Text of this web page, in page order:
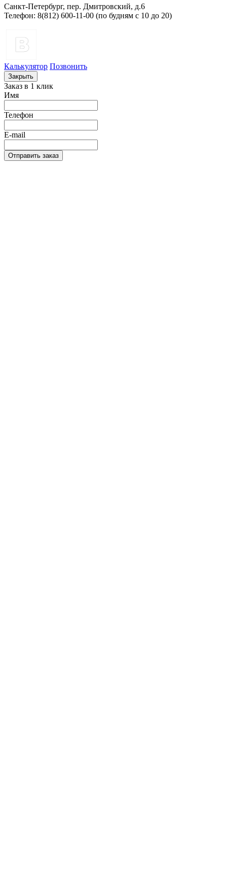
Санкт-Петербург, пер. Дмитровский, д.6
Телефон: 8(812) 600-11-00 (по будням c 10 до 20)
Калькулятор Позвонить
Закрыть
Заказ в 1 клик
Имя
Телефон
E-mail
Отправить заказ